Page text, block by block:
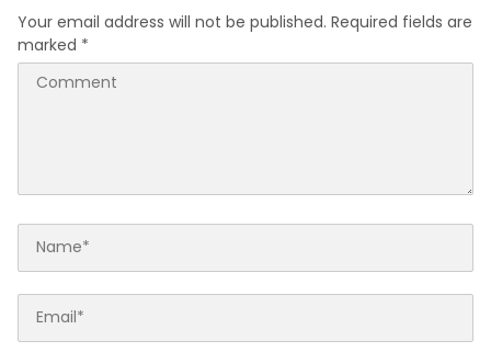
Your email address will not be published. Required fields are
marked *